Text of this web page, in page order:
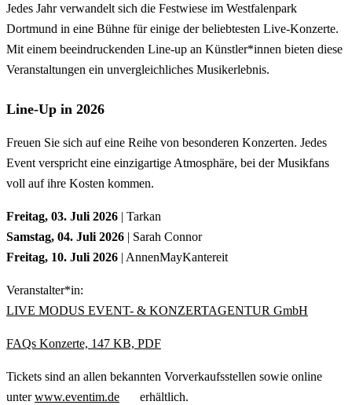
Jedes Jahr verwandelt sich die Festwiese im Westfalenpark
Dortmund in eine Bühne für einige der beliebtesten Live-Konzerte.
Mit einem beeindruckenden Line-up an Künstler*innen bieten diese
Veranstaltungen ein unvergleichliches Musikerlebnis.
Line-Up in 2026
Freuen Sie sich auf eine Reihe von besonderen Konzerten. Jedes
Event verspricht eine einzigartige Atmosphäre, bei der Musikfans
voll auf ihre Kosten kommen.
Freitag, 03. Juli 2026
| Tarkan
Samstag, 04. Juli 2026 | Sarah Connor
Freitag, 10. Juli 2026 | AnnenMayKantereit
Veranstalter*in:
LIVE MODUS EVENT- & KONZERTAGENTUR GmbH
FAQs Konzerte, 147 KB, PDF
Tickets sind an allen bekannten Vorverkaufsstellen sowie online
unterwww.eventim.de erhältlich.